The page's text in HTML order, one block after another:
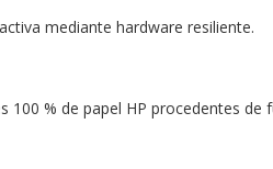
mediante hardware resiliente.
% de papel HP procedentes